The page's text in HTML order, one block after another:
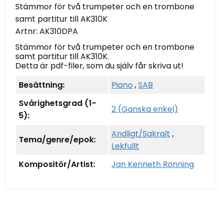
Stämmor för två trumpeter och en trombone
samt partitur till AK310K
Artnr: AK310DPA
Stämmor för två trumpeter och en trombone
samt partitur till AK310K.
Detta är pdf-filer, som du själv får skriva ut!
Besättning:
Piano ,SAB
Svårighetsgrad (1-
5):
2 (Ganska enkel)
Tema/genre/epok:
Andligt/Sakralt ,
Lekfullt
Kompositör/Artist:
Jan Kenneth Rönning